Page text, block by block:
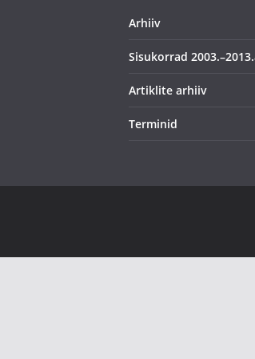
Arhiiv
Sisukorrad
Artiklite arhiiv
Terminid